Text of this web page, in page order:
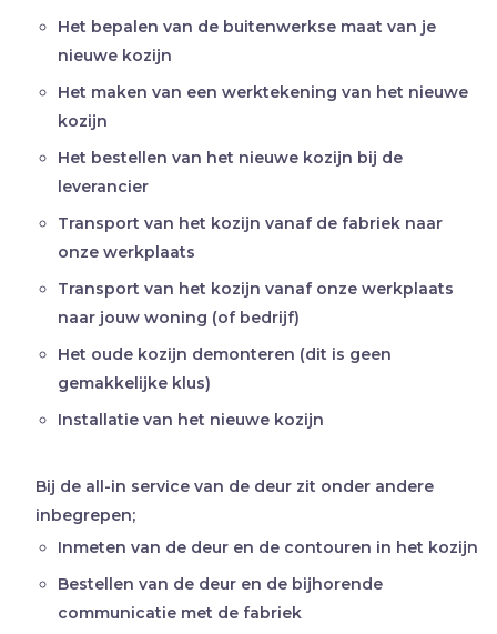
Het bepalen van de buitenwerkse maat van je
nieuwe kozijn
Het maken van een werktekening van het nieuwe
kozijn
Het bestellen van het nieuwe kozijn bij de
leverancier
Transport van het kozijn vanaf de fabriek naar
onze werkplaats
Transport van het kozijn vanaf onze werkplaats
naar jouw woning (of bedrijf)
Het oude kozijn demonteren (dit is geen
gemakkelijke klus)
Installatie van het nieuwe kozijn
Bij de all-in service van de deur zit onder andere
inbegrepen;
Inmeten van de deur en de contouren in het kozijn
Bestellen van de deur en de bijhorende
communicatie met de fabriek